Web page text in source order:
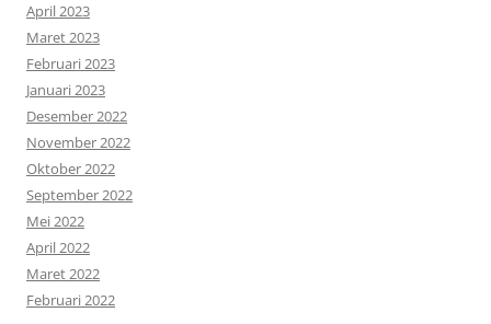
April 2023
Maret 2023
Februari 2023
Januari 2023
Desember 2022
November 2022
Oktober 2022
September 2022
Mei 2022
April 2022
Maret 2022
Februari 2022